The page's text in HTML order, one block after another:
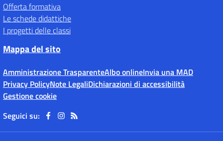
Offerta formativa
Le schede didattiche
I progetti delle classi
Mappa del sito
Amministrazione TrasparenteAlbo onlineInvia una MAD
Privacy PolicyNote LegaliDichiarazioni di accessibilità
Gestione cookie
Seguici su: